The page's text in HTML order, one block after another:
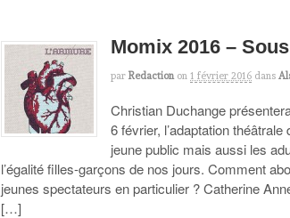
Momix 2016 –
par Redaction on 1 février 2016 dans
Christian Duchange
6 février, l’adaptation
jeune public mais aussi les
l’égalité filles-garçons de nos jours. Comment
jeunes spectateurs en particulier ? Catherine
[…]